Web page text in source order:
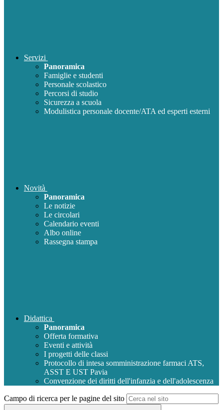
Servizi
Panoramica
Famiglie e studenti
Personale scolastico
Percorsi di studio
Sicurezza a scuola
Modulistica personale docente/ATA ed esperti esterni
Novità
Panoramica
Le notizie
Le circolari
Calendario eventi
Albo online
Rassegna stampa
Didattica
Panoramica
Offerta formativa
Eventi e attività
I progetti delle classi
Protocollo di intesa somministrazione farmaci ATS,
ASST E UST Pavia
Convenzione dei diritti dell'infanzia e dell'adolescenza
Campo di ricerca per le pagine del sito